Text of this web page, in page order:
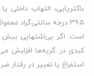
باکتریایی، التهاب داخلی
39.5 درجه سانتی‌گراد
کبدی در گربه‌ها افزایش
استفراغ یا تغییر در رفتار